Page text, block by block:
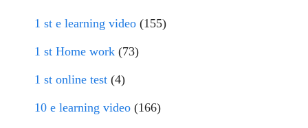
1 st e learning video (155)
1 st Home work (73)
1 st online test (4)
10 e learning video (166)